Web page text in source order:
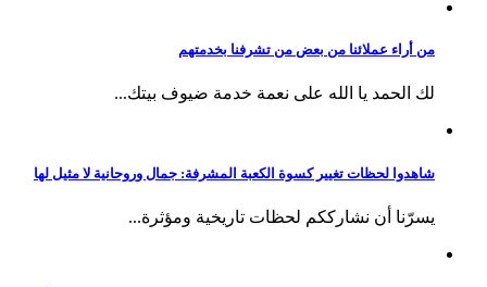
من أراء عملائنا من بعض من تشرفنا بخدمتهم
لك الحمد يا الله على نعمة خدمة ضيوف بيتك...
شاهدوا لحظات تغيير كسوة الكعبة المشرفة: جمال وروحانية لا مثيل لها
يسرّنا أن نشارككم لحظات تاريخية ومؤثرة...